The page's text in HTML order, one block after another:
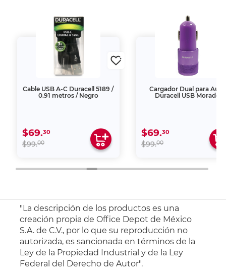
Cable USB A-C Duracell 5189 /
0.91 metros / Negro
$69.30
$99.00
Cargador Dual para Auto
Duracell USB Morado
$69.30
$99.00
"La descripción de los productos es una
creación propia de Office Depot de México
S.A. de C.V., por lo que su reproducción no
autorizada, es sancionada en términos de la
Ley de la Propiedad Industrial y de la Ley
Federal del Derecho de Autor".